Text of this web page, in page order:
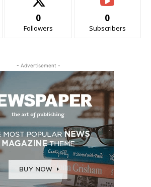
0
Followers
0
Subscribers
- Advertisement -